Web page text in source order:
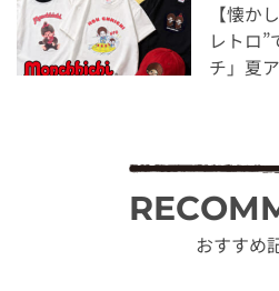
【懐
レトロ”
チ」夏
おすすめ